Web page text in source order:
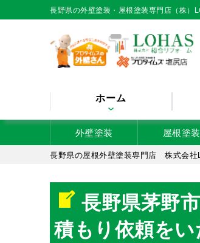
長野県の外壁塗装・屋根塗装専門店（株
ホーム
外壁塗装 屋根塗装
長野県の屋根外壁塗装専門店 株式会
長野県茅野
積もり依頼を